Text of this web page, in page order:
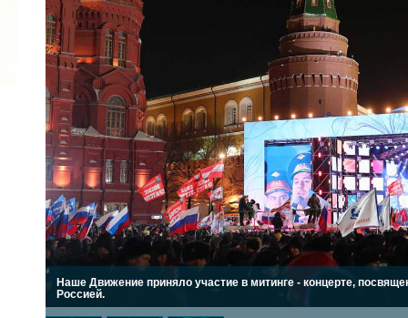
Наше Движение приняло участие в митинге - концерте,
Россией.
2022 ГОД ПРОВОЗГЛАШЕН ГОДОМ
МАТЕРИ В ЯКУТИИ
19.12.2021